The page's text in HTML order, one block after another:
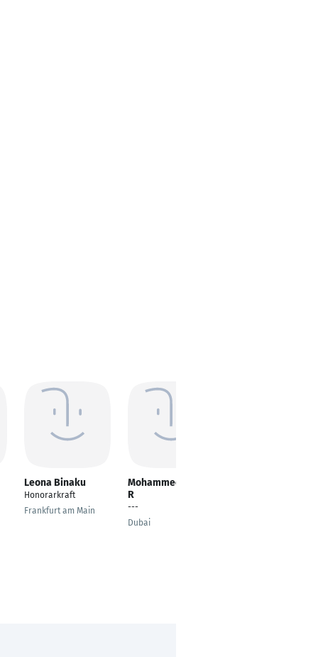
Leona Binaku
Honorarkraft
Frankfurt am Main
Mohammed Ameer
R
---
Dubai